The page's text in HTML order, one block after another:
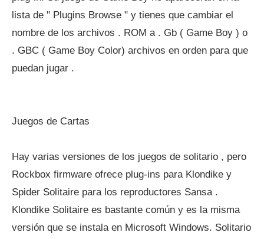
lista de " Plugins Browse " y tienes que cambiar el
nombre de los archivos . ROM a . Gb ( Game Boy ) o
. GBC ( Game Boy Color) archivos en orden para que
puedan jugar .
Juegos de Cartas
Hay varias versiones de los juegos de solitario , pero
Rockbox firmware ofrece plug-ins para Klondike y
Spider Solitaire para los reproductores Sansa .
Klondike Solitaire es bastante común y es la misma
versión que se instala en Microsoft Windows. Solitario